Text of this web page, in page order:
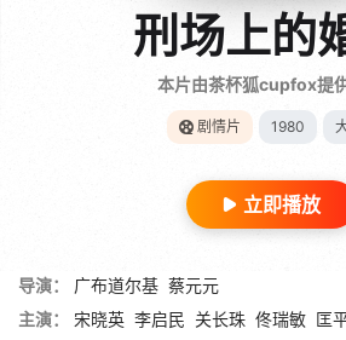
刑场上的
本片由茶杯狐cupfox提
剧情片 1980
立即播放
导演： 广布道尔基 蔡元元
主演：
宋晓英 李启民 关长珠 佟瑞敏 匡